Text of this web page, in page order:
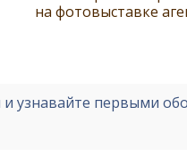
на фотовыставке
узнавайте первыми